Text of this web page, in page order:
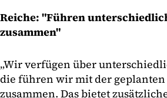
Reiche: "Führen
zusammen"
„Wir verfügen über
die führen wir mit der
zusammen. Das bietet